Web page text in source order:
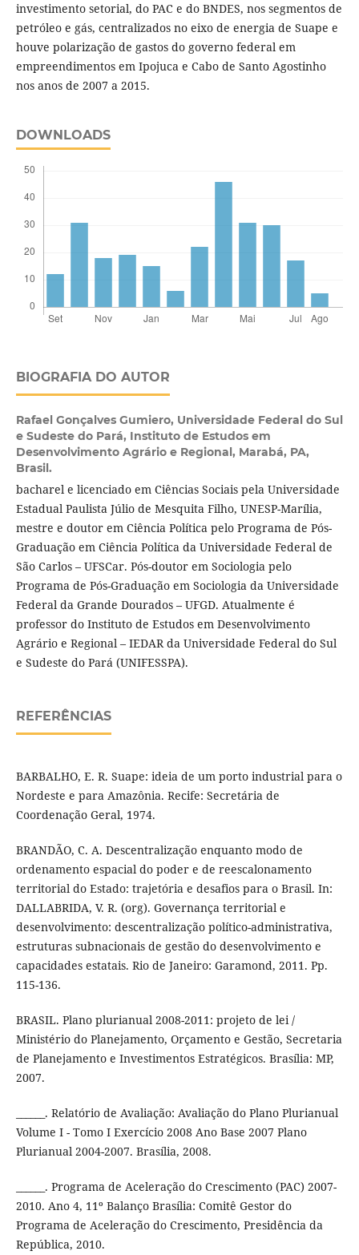
investimento setorial, do PAC e do BNDES, nos segmentos de
petróleo e gás, centralizados no eixo de energia de Suape e
houve polarização de gastos do governo federal em
empreendimentos em Ipojuca e Cabo de Santo Agostinho
nos anos de 2007 a 2015.
DOWNLOADS
BIOGRAFIA DO AUTOR
Rafael Gonçalves Gumiero, Universidade Federal do Sul
e Sudeste do Pará, Instituto de Estudos em
Desenvolvimento Agrário e Regional, Marabá, PA,
Brasil.
bacharel e licenciado em Ciências Sociais pela Universidade
Estadual Paulista Júlio de Mesquita Filho, UNESP-Marília,
mestre e doutor em Ciência Política pelo Programa de Pós-
Graduação em Ciência Política da Universidade Federal de
São Carlos – UFSCar. Pós-doutor em Sociologia pelo
Programa de Pós-Graduação em Sociologia da Universidade
Federal da Grande Dourados – UFGD. Atualmente é
professor do Instituto de Estudos em Desenvolvimento
Agrário e Regional – IEDAR da Universidade Federal do Sul
e Sudeste do Pará (UNIFESSPA).
REFERÊNCIAS
BARBALHO, E. R. Suape: ideia de um porto industrial para o
Nordeste e para Amazônia. Recife: Secretária de
Coordenação Geral, 1974.
BRANDÃO, C. A. Descentralização enquanto modo de
ordenamento espacial do poder e de reescalonamento
territorial do Estado: trajetória e desafios para o Brasil. In:
DALLABRIDA, V. R. (org). Governança territorial e
desenvolvimento: descentralização político-administrativa,
estruturas subnacionais de gestão do desenvolvimento e
capacidades estatais. Rio de Janeiro: Garamond, 2011. Pp.
115-136.
BRASIL. Plano plurianual 2008-2011: projeto de lei /
Ministério do Planejamento, Orçamento e Gestão, Secretaria
de Planejamento e Investimentos Estratégicos. Brasília: MP,
2007.
______. Relatório de Avaliação: Avaliação do Plano Plurianual
Volume I - Tomo I Exercício 2008 Ano Base 2007 Plano
Plurianual 2004-2007. Brasília, 2008.
______. Programa de Aceleração do Crescimento (PAC) 2007-
2010. Ano 4, 11º Balanço Brasília: Comitê Gestor do
Programa de Aceleração do Crescimento, Presidência da
República, 2010.